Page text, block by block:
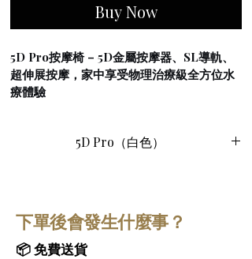
Buy Now
5D Pro按摩椅 – 5D金屬按摩器、SL導軌、
超伸展按摩，家中享受物理治療級全方位水
療體驗
全身按摩體驗。憑藉其智慧功能和人體工學
先進5D金屬按摩器 – 專家級精準深層按摩
5D Pro按摩椅配備創新的5D金屬按摩器，提
5D Pro（白色）
下單後會發生什麼事？
📦 免費送貨